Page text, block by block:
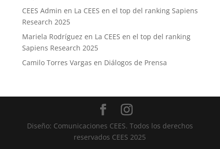
CEES Admin en La CEES en el top del ranking Sapiens
Research 2025
Mariela Rodríguez en La CEES en el top del ranking
Sapiens Research 2025
Camilo Torres Vargas en Diálogos de Prensa
Diseño: Comunicaciones CEES. Todos los derechos
reservados CEES 2025